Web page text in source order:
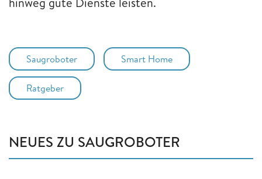
Saugroboter Smart Home
Ratgeber
NEUES ZU SAUGROBOTER